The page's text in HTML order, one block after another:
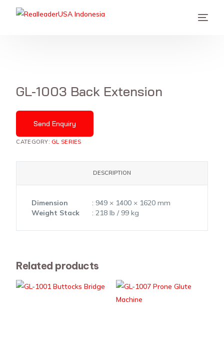
GL-1003 Back Extension
Send Enquiry
CATEGORY: GL SERIES
DESCRIPTION
Dimension
: 949 × 1400 × 1620 mm
Weight Stack
: 218 lb / 99 kg
Related products